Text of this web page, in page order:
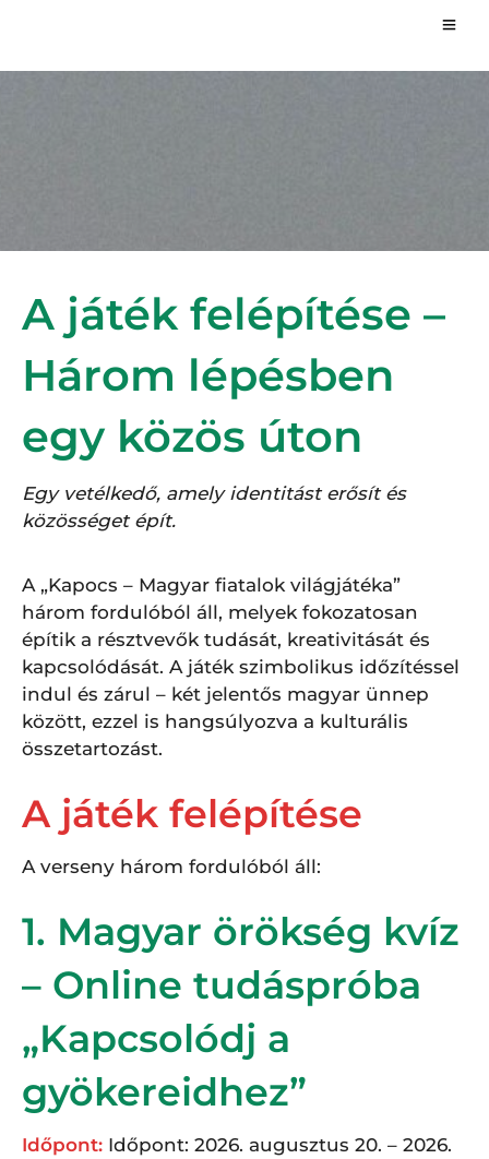
A játék felépítése –
Három lépésben
egy közös úton
Egy vetélkedő, amely identitást erősít és
közösséget épít.
A „Kapocs – Magyar fiatalok világjátéka”
három fordulóból áll, melyek fokozatosan
építik a résztvevők tudását, kreativitását és
kapcsolódását. A játék szimbolikus időzítéssel
indul és zárul – két jelentős magyar ünnep
között, ezzel is hangsúlyozva a kulturális
összetartozást.
A játék felépítése
A verseny három fordulóból áll:
1. Magyar örökség kvíz
– Online tudáspróba
„Kapcsolódj a
gyökereidhez”
Időpont: Időpont: 2026. augusztus 20. – 2026.